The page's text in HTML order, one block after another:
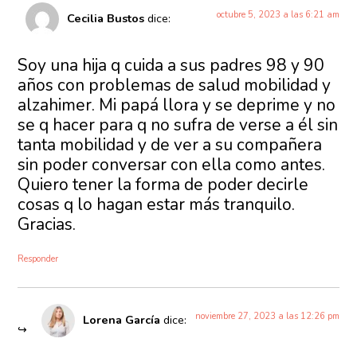
Cecilia Bustos dice: octubre 5, 2023 a las 6:21 am
Soy una hija q cuida a sus padres 98 y 90
años con problemas de salud mobilidad y
alzahimer. Mi papá llora y se deprime y no
se q hacer para q no sufra de verse a él sin
tanta mobilidad y de ver a su compañera
sin poder conversar con ella como antes.
Quiero tener la forma de poder decirle
cosas q lo hagan estar más tranquilo.
Gracias.
Responder
Lorena García dice: noviembre 27, 2023 a las 12:26 pm